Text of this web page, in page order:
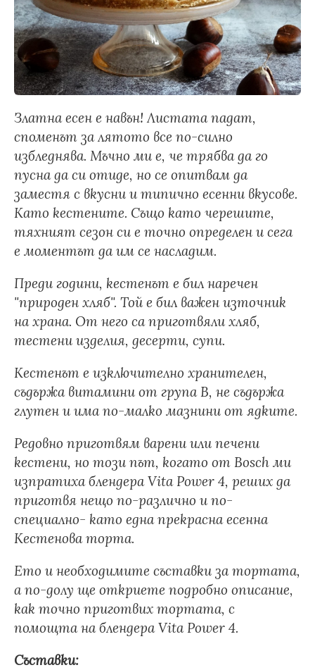
Златна есен е навън! Листата падат,
споменът за лятото все по-силно
избледнява. Мъчно ми е, че трябва да го
пусна да си отиде, но се опитвам да
заместя с вкусни и типично есенни вкусове.
Като кестените. Също като черешите,
тяхният сезон си е точно определен и сега
е моментът да им се насладим.
Преди години, кестенът е бил наречен
"природен хляб". Той е бил важен източник
на храна. От него са приготвяли хляб,
тестени изделия, десерти, супи.
Кестенът е изключително хранителен,
съдържа витамини от група В, не съдържа
глутен и има по-малко мазнини от ядките.
Редовно приготвям варени или печени
кестени, но този път, когато от Bosch ми
изпратиха блендера Vita Power 4, реших да
приготвя нещо по-различно и по-
специално- като една прекрасна есенна
Кестенова торта.
Ето и необходимите съставки за тортата,
а по-долу ще откриете подробно описание,
как точно приготвих тортата, с
помощта наблендера Vita Power 4.
Съставки: